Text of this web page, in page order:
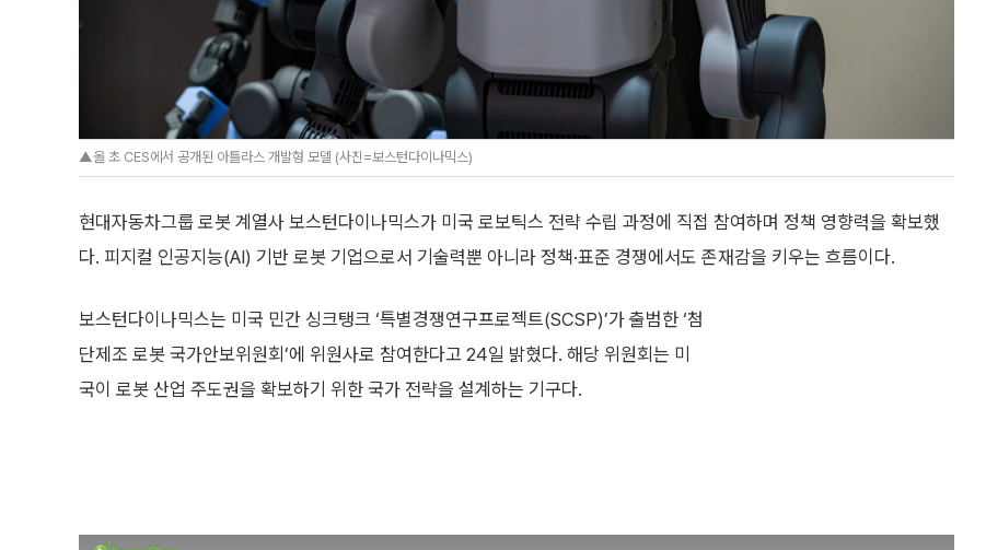
▲올 초 CES에서 공개된 아틀라스 개발형 모델 (사진=보스턴다이나믹스)
현대자동차그룹 로봇 계열사 보스턴다이나믹스가 미국 로보틱스 전략 수립 과정에 직접 참여하며 정책 영향력을 확보했
다. 피지컬 인공지능(AI) 기반 로봇 기업으로서 기술력뿐 아니라 정책·표준 경쟁에서도 존재감을 키우는 흐름이다.
보스턴다이나믹스는 미국 민간 싱크탱크 ‘특별경쟁연구프로젝트(SCSP)’가 출범한 ‘첨
단제조 로봇 국가안보위원회’에 위원사로 참여한다고 24일 밝혔다. 해당 위원회는 미
국이 로봇 산업 주도권을 확보하기 위한 국가 전략을 설계하는 기구다.